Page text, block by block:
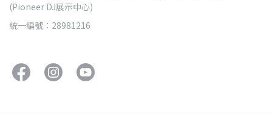
(Pioneer DJ展示中心)
統一編號：28981216